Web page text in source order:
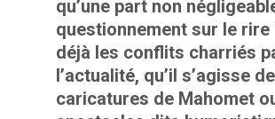
qu’une part non
questionnement sur le rire
déjà les conflits charriés
l’actualité, qu’il s’agisse
caricatures de Mahomet